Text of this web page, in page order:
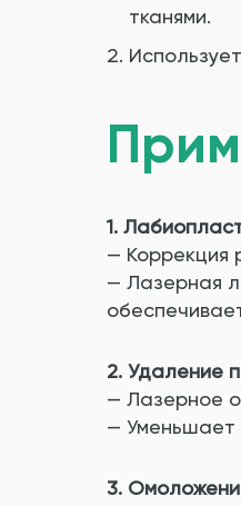
тканями.
1.
— Коррекция
— Лазерная
2. Удаление
— Лазерное
— Уменьшает
3.